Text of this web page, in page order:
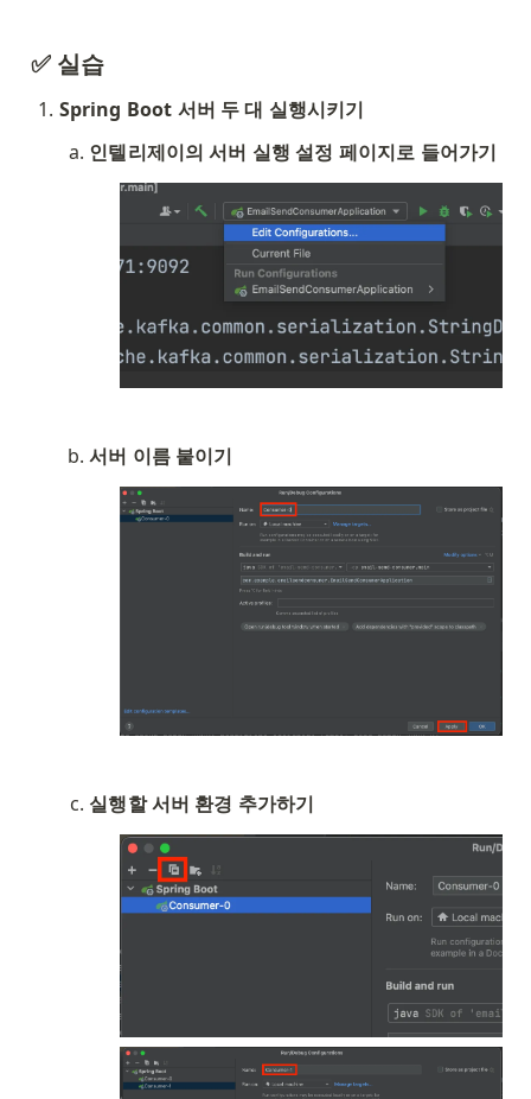
✅ 실습
Spring Boot 서버 두 대 실행시키기
인텔리제이의 서버 실행 설정 페이지로 들어가기
서버 이름 붙이기
실행할 서버 환경 추가하기